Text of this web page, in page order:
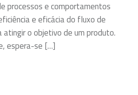
processos e comportamentos
e eficácia do fluxo de
atingir o objetivo de um produto.
espera-se […]